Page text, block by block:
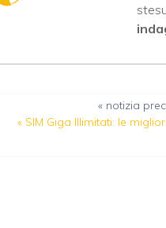
« notizia
« SIM Giga Illimitati: le